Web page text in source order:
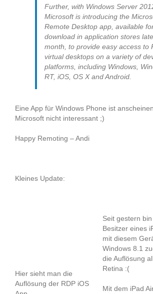
Further, with Windows Server
Microsoft is introducing the
Remote Desktop app, available
download in application stores
month, to provide easy access to
virtual desktops on a variety of
platforms, including Windows,
RT, iOS, OS X and Android.
Eine App für Windows Phone ist
Microsoft nicht interessant ;)
Happy Remoting – Andi
Kleines Update:
Hier sieht man die
Auflösung der RDP iOS
Seit gestern
Besitzer eines
mit diesem
Windows 8.1
die Auflösung
Retina :(
Mit dem iPad